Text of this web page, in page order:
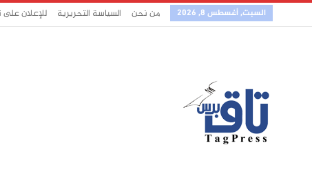
السبت, أغسطس 8, 2026 من نحن السياسة التحريرية للإعلان